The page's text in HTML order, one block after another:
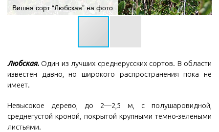
Вишня сорт “Любская” на фото
Любская. Один из лучших среднерусских сортов. В области
известен давно, но широкого распространения пока не
имеет.
Невысокое дерево, до 2—2,5 м, с полушаровидной,
среднегустой кроной, покрытой крупными темно-зелеными
листьями.